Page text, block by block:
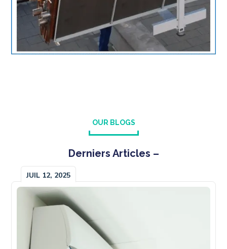
OUR BLOGS
Derniers Articles –
JUIL 12, 2025